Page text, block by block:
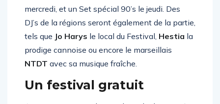
Queen à Paris, vous proposera un set Disco le
mercredi, et un Set spécial 90’s le jeudi. Des
DJ’s de la régions seront également de la partie,
tels que Jo Harys le local du Festival,Hestia
prodige cannoise ou encore le marseillais
Un festival gratuit